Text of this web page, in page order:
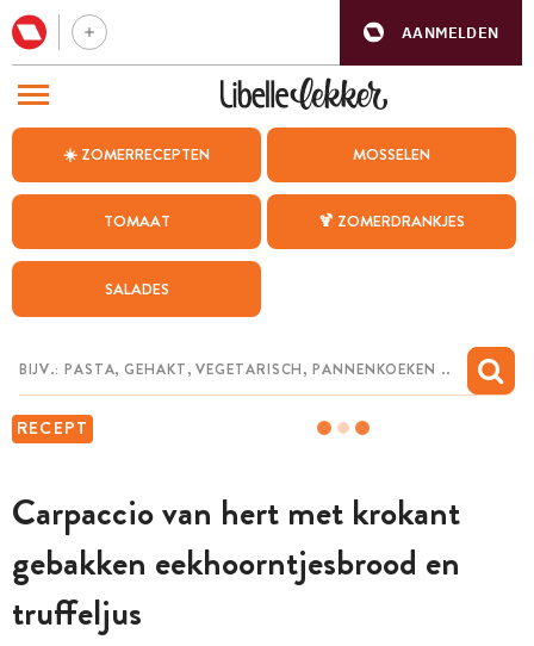
AANMELDEN
☀️ ZOMERRECEPTEN MOSSELEN
TOMAAT 🍹 ZOMERDRANKJES
SALADES
RECEPT
Carpaccio van hert met krokant
gebakken eekhoorntjesbrood en
truffeljus
BEZOEK ONZE ANDERE WEBSITES
WEEKMENU
CHAT MET MAIA
MIJN BEWAARDE RECEPTEN